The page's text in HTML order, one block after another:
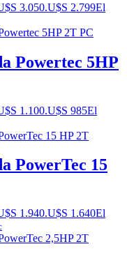
3.050.U$S 2.799El
Powertec 5HP
1.100.U$S 985El
PowerTec 15
1.940.U$S 1.640El